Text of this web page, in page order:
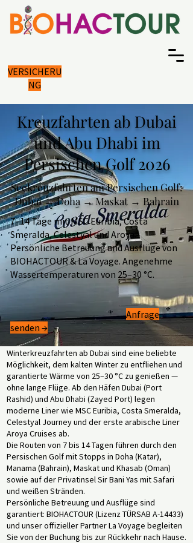
VERSICHERU
NG
Kreuzfahrten ab Dubai
und Abu Dhabi im
Persischen Golf 2026
Seekreuzfahrten am Persischen Golf:
Dubai → Doha → Maskat → Bahrain
7–14 Tage mit MSC Euribia, Costa
Smeralda, Celestyal und Aroya.
Persönliche Betreuung und Ausflüge von
BIOHACTOUR & La Voyage. Angenehme
Wassertemperaturen von 25–30 °C.
Anfrage
senden →
Winterkreuzfahrten ab Dubai sind eine beliebte
Möglichkeit, dem kalten Winter zu entfliehen und
garantierte Wärme von 25–30 °C zu genießen —
ohne lange Flüge. Ab den Häfen Dubai (Port
Rashid) und Abu Dhabi (Zayed Port) legen
moderne Liner wie MSC Euribia, Costa Smeralda,
Celestyal Journey und der erste arabische Liner
Aroya Cruises ab.
Die Routen von 7 bis 14 Tagen führen durch den
Persischen Golf mit Stopps in Doha (Katar),
Manama (Bahrain), Maskat und Khasab (Oman)
sowie auf der Privatinsel Sir Bani Yas mit Safari
und weißen Stränden.
Persönliche Betreuung und Ausflüge sind
garantiert: BIOHACTOUR (Lizenz TÜRSAB A-14433)
und unser offizieller Partner La Voyage begleiten
Sie von der Buchung bis zur Rückkehr nach Hause.